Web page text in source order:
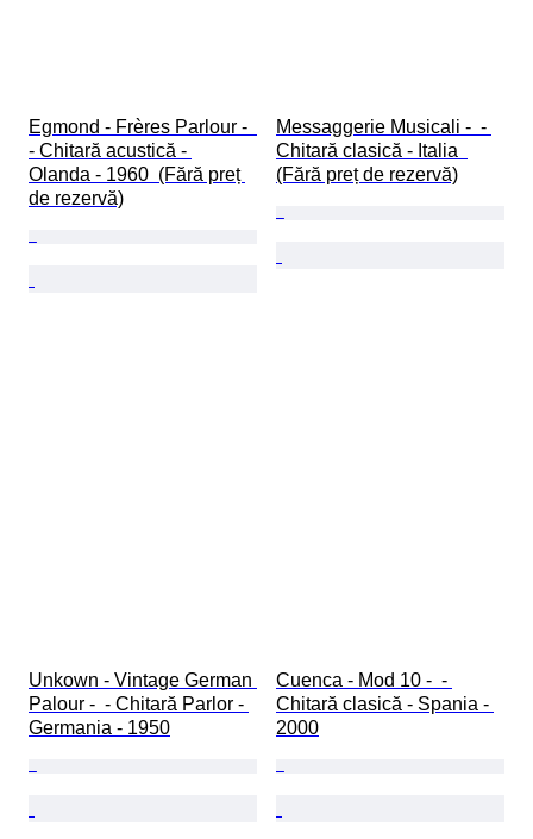
Egmond - Frères Parlour -
- Chitară acustică -
Olanda - 1960  (Fără preț
de rezervă)
Messaggerie Musicali -  -
Chitară clasică - Italia
(Fără preț de rezervă)
Unkown - Vintage German
Palour -  - Chitară Parlor -
Germania - 1950
Cuenca - Mod 10 -  -
Chitară clasică - Spania -
2000